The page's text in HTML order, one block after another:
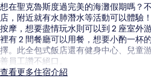
想在聖克魯斯度過完美的海灘假期嗎？
店，附近就有水肺潛水等活動可以體驗
按摩，想要盡情玩水則可以到 2 座室外
裡有 2 間餐廳可以用餐，想要小酌一杯
擇。此全包式飯店還有健身中心、兒童
善員工讚不絕口。
查看更多住宿介紹